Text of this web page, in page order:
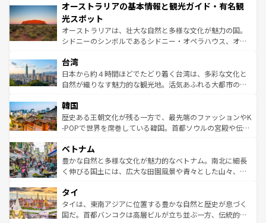
部のニューオーリンズでは、音楽と美食が融合した独特の
文化が魅力。旅行者はアメリカの各地域で異なる魅力を楽
しみながら、その多様性と豊かな歴史を感じることができ
るだろう。車でのロードトリップや列車の旅も、アメリカ
情報は
ワイ島は見逃せない。また、定番の観光地といえばオアフ
島だが、静かな自然を求めるならマウイ島やカウアイ島が
おすすめ。エメラルドグリーンに輝く海をはじめ、豊かな
文化や歴史が息づいている。「アロハスピリット」と呼ば
人々、おいしいローカルフードやハワイアンミュージッ
ク、伝統的なフラダンスなど、すべてがハワイの魅力を彩
っている。訪れるたびに新しい発見と感動が待っているハ
はコンテンツ一覧
オーストラリアの基本情報と観光ガイド・有名観
光スポット
オーストラリアは、壮大な自然と多様な文化が魅力の国。
シドニーのシンボルであるシドニー・オペラハウス、オー
リアリーフや大陸中央部にそびえるウルル（エアーズロッ
ク）、タスマニアの美しい原生林やケアンズの熱帯雨林な
ど、見どころがたくさん。また、カフェやワイン、オージ
いる。アクティビティも充実しており、サーフィンやダイ
ビング、ハイキングなど、アウトドア好きにはたまらな
い。オーストラリアの多彩な魅力を存分に味わいつくそ
参照してほしい。
台湾
日本から約４時間ほどでたどり着く台湾は、多彩な文化と
自然が織りなす魅力的な観光地。活気あふれる大都市の台
ン）、静ひつな山岳地帯である台湾東部など、都市の喧騒
と山間の静けさが共存しており、訪れる人に新しい発見と
驚きをもたらしてくれる。また、奥深い台湾の食文化も魅
容にもいいと評判のスイーツなど、バラエティ豊かな料理
が味わえる。 なお、新着の台湾情報は コンテンツ一覧を参
照してほしい。
韓国
歴史ある王朝文化が残る一方で、最先端のファッションやK
-POPで世界を席巻している韓国。首都ソウルの宮殿や伝統
き、地方に足を延ばせば四季折々の自然美を楽しむことが
できる。そして、キムチや焼肉、絶品のストリートフード
まで、さまざまな韓国料理が待っている。夜には、韓国な
リティに包まれながら、韓国の多彩な魅力を心ゆくまで味
わってみてほしい。 なお、新着の韓国情報はコンテンツ一
覧を参照してほしい。
ベトナム
豊かな自然と多様な文化が魅力的なベトナム。南北に細長
く伸びる国土には、広大な田園風景や青々とした山々、世
急速な発展と共に伝統が息づく。ハノイの古い町並みやホ
ーチミン市のフランス統治時代の建物も、独特の雰囲気を
醸し出している。また、バラエティの豊かさとおいしさで
タイ
タイは、東南アジアに位置する豊かな自然と歴史が息づく
国だ。首都バンコクは高層ビルが立ち並ぶ一方、伝統的な